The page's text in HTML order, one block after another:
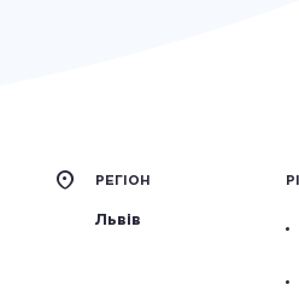
РЕГІОН
Львів